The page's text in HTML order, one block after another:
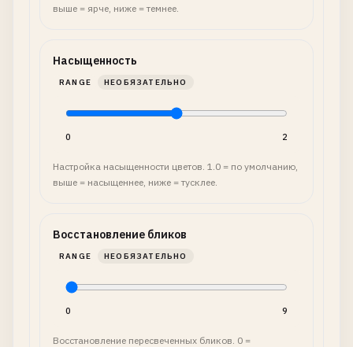
выше = ярче, ниже = темнее.
Насыщенность
RANGE НЕОБЯЗАТЕЛЬНО
0 2
Настройка насыщенности цветов. 1.0 = по умолчанию,
выше = насыщеннее, ниже = тусклее.
Восстановление бликов
RANGE НЕОБЯЗАТЕЛЬНО
0 9
Восстановление пересвеченных бликов. 0 =